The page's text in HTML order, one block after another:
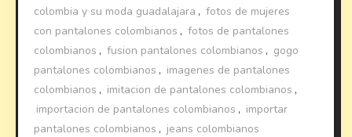
colombia y su moda guadalajara , fotos de mujeres
con pantalones colombianos , fotos de pantalones
colombianos , fusion pantalones colombianos , gogo
pantalones colombianos , imagenes de pantalones
colombianos , imitacion de pantalones colombianos ,
importacion de pantalones colombianos , importar
pantalones colombianos , jeans colombianos